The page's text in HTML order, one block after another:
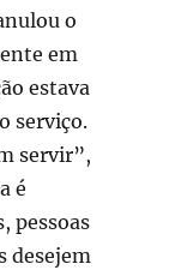
o
em
estava
serviço.
servir”,
é
pessoas
desejem